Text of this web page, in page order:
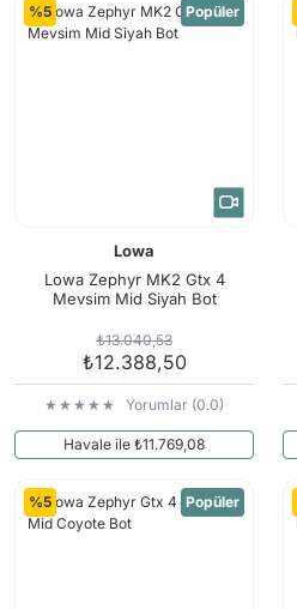
%5 Popüler
Lowa
Lowa Zephyr MK2 Gtx 4
Mevsim Mid Siyah Bot
₺13.040,53
₺12.388,50
Yorumlar (0.0)
Havale ile ₺11.769,08
%5 Popüler